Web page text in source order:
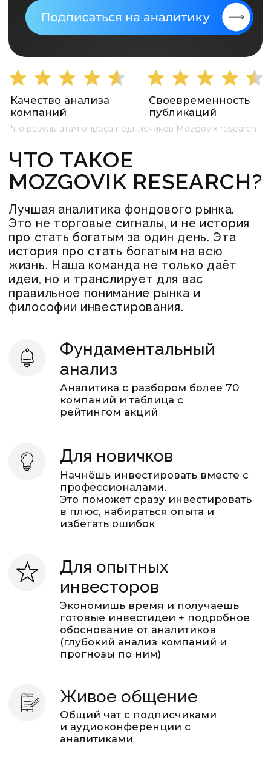
Аналитика с разбором более 70
компаний и таблица с
рейтингом акций
анализ
обоснование от аналитиков
(глубокий анализ компаний и
Для опытных
инвесторов
Общий чат с подписчиками
и аудиоконференции с
Живое общение
Лучшая аналитика фондового рынка.
Это не торговые сигналы, и не история
история про стать богатым на всю
жизнь. Наша команда не только даёт
идеи, но и транслирует для вас
правильное понимание рынка и
философии инвестирования.
ЧТО ТАКОЕ
MOZGOVIK RESEARCH?
и Москве, скидки на
мероприятия Smart-Lab
Офлайн нетворкинг
Начнёшь инвестировать вместе с
профессионалами.
Это поможет сразу инвестировать
в плюс, набираться опыта и
избегать ошибок
Для новичков
РЕЗУЛЬТАТЫ
Идеи Мозговика в 2023-2026,
на которых мы заработали вместе с
подписчиками!